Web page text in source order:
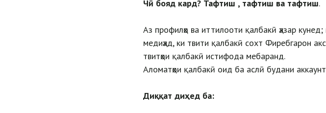
Чӣ бояд кард? Тафтиш , тафтиш ва тафтиш.
Аз профилҳо ва иттилооти қалбакӣ ҳазар
медиҳад, ки твити қалбакӣ сохт Фиребгарон
твитҳои қалбакӣ истифода мебаранд.
Аломатҳои қалбакӣ оид ба аслӣ будани
Диққат диҳед ба: